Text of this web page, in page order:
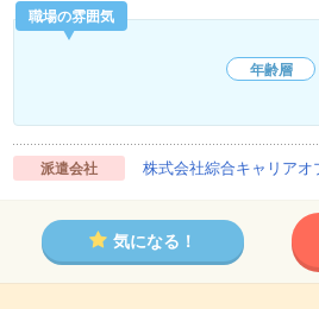
職場の雰囲気
年齢層
派遣会社 株式会社綜合キャリア
気になる！